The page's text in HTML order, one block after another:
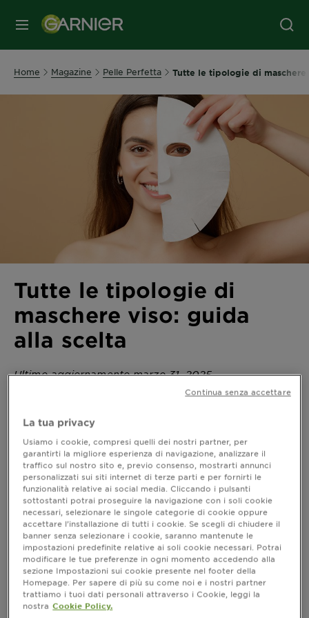
MENU
Home Magazine Pelle Perfetta Tutte le tipologie di maschere
Tutte le tipologie di
maschere viso: guida
alla scelta
Ultimo aggiornamento marzo 31, 2025
Pelle grassa, mista, secca… c’è una maschera viso per
il primo step per ottenere risultati tangibili e poter
pelle sensibile oppure hai necessità di illuminare un
viso dalla pelle spenta e stressata dagli impegni
quotidiani, qui troverai quello di cui hai bisogno.
Scopri tutti i tipi di maschere Garnier e trova il
prodotto che fa la differenza.
Sapevi che esistono diversi tipi di
maschere viso?
Applicare con regolarità una maschera visoè un
gesto prezioso per la pelle “stressata” e bisognosa
La tua privacy
Usiamo i cookie, compresi quelli dei nostri partner, per
garantirti la migliore esperienza di navigazione, analizzare il
traffico sul nostro sito e, previo consenso, mostrarti annunci
personalizzati sui siti internet di terze parti e per fornirti le
funzionalità relative ai social media. Cliccando i pulsanti
sottostanti potrai proseguire la navigazione con i soli cookie
necessari, selezionare le singole categorie di cookie oppure
accettare l’installazione di tutti i cookie. Se scegli di chiudere il
banner senza selezionare i cookie, saranno mantenute le
impostazioni predefinite relative ai soli cookie necessari. Potrai
modificare le tue preferenze in ogni momento accedendo alla
sezione Impostazioni sui cookie presente nel footer della
Homepage. Per sapere di più su come noi e i nostri partner
trattiamo i tuoi dati personali attraverso i Cookie, leggi la
nostra Cookie Policy.
Continua senza accettare